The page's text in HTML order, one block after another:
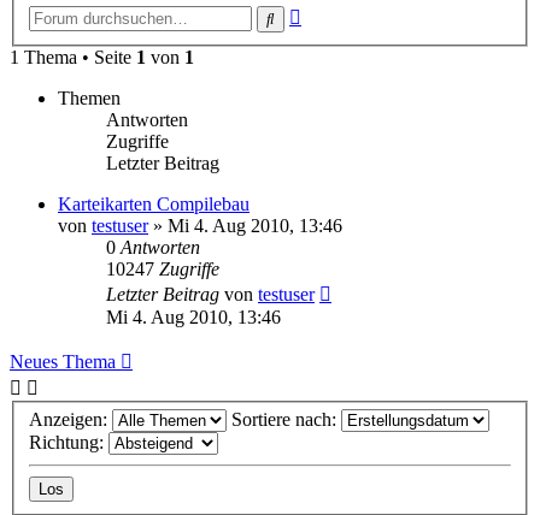
Suche
1 Thema • Seite 1 von 1
Themen
Antworten
Zugriffe
Letzter Beitrag
Karteikarten Compilebau
von testuser» Mi 4. Aug 2010, 13:46
0 Antworten
10247 Zugriffe
Letzter Beitrag von testuser
Mi 4. Aug 2010, 13:46
Neues Thema
Anzeigen:
Sortiere nach:
Richtung: